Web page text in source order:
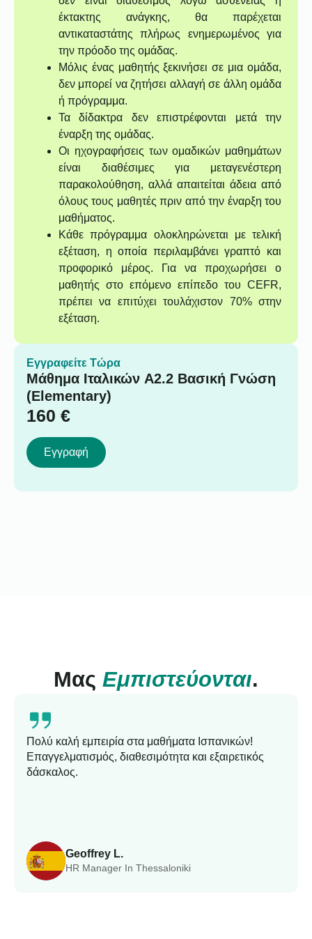
έκτακτης ανάγκης, θα παρέχεται
αντικαταστάτης πλήρως ενημερωμένος για
την πρόοδο της ομάδας.
Μόλις ένας μαθητής ξεκινήσει σε μια ομάδα,
δεν μπορεί να ζητήσει αλλαγή σε άλλη ομάδα
ή πρόγραμμα.
Τα δίδακτρα δεν επιστρέφονται μετά την
έναρξη της ομάδας.
Οι ηχογραφήσεις των ομαδικών μαθημάτων
είναι διαθέσιμες για μεταγενέστερη
παρακολούθηση, αλλά απαιτείται άδεια από
όλους τους μαθητές πριν από την έναρξη του
μαθήματος.
Κάθε πρόγραμμα ολοκληρώνεται με τελική
εξέταση, η οποία περιλαμβάνει γραπτό και
προφορικό μέρος. Για να προχωρήσει ο
μαθητής στο επόμενο επίπεδο του CEFR,
πρέπει να επιτύχει τουλάχιστον 70% στην
εξέταση.
Εγγραφείτε Τώρα
Μάθημα Ιταλικών A2.2 Βασική Γνώση
(Elementary)
160 €
Εγγραφή
Μας Εμπιστεύονται.
Geoffrey L.
HR Manager In Thessaloniki
Πολύ καλή εμπειρία στα μαθήματα Ισπανικών!
Επαγγελματισμός, διαθεσιμότητα και εξαιρετικός
δάσκαλος.